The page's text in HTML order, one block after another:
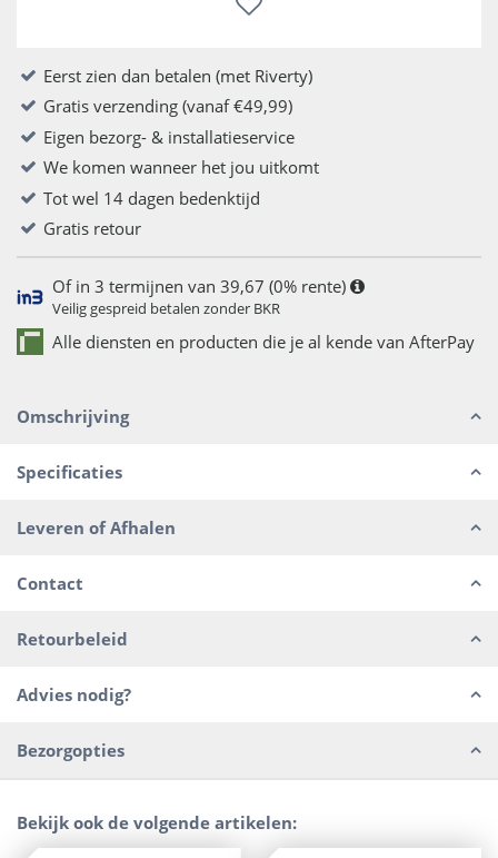
Eerst zien dan betalen (met Riverty)
Gratis verzending (vanaf €49,99)
Eigen bezorg- & installatieservice
We komen wanneer het jou uitkomt
Tot wel 14 dagen bedenktijd
Gratis retour
Of in 3 termijnen van 39,67 (0% rente)
Veilig gespreid betalen zonder BKR
Alle diensten en producten die je al kende van AfterPay
Omschrijving
Specificaties
Leveren of Afhalen
Contact
Retourbeleid
Advies nodig?
Bezorgopties
Bekijk ook de volgende artikelen: